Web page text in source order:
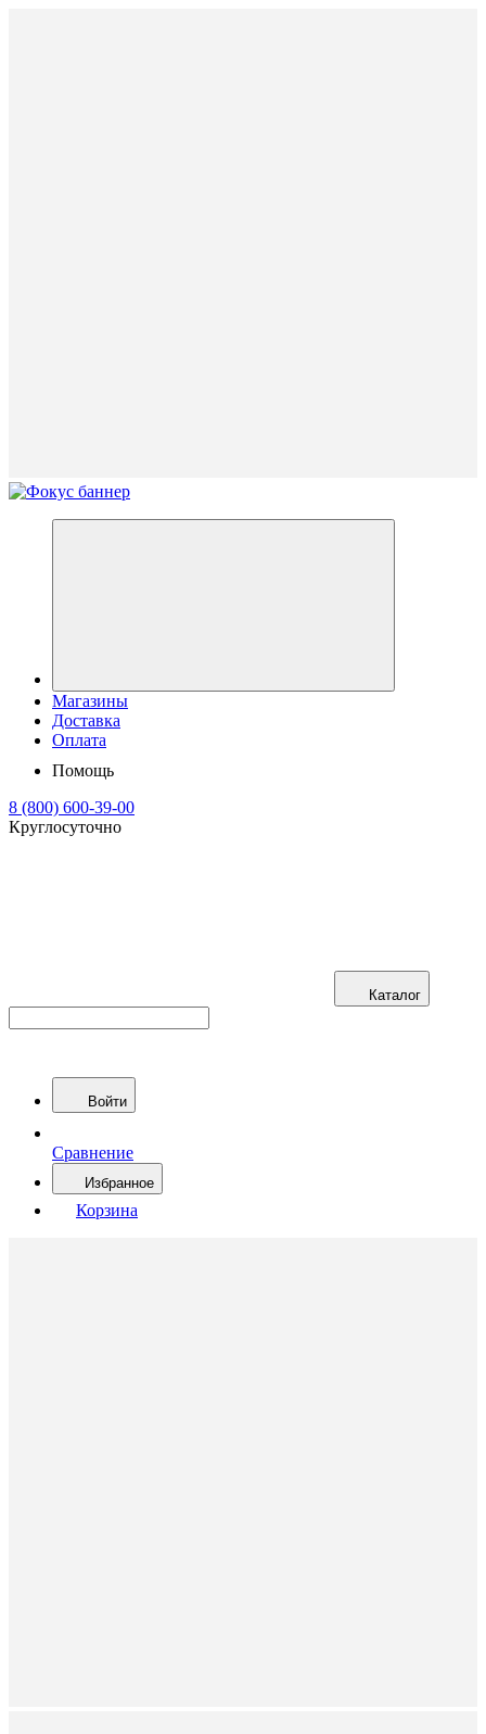
Магазины
Доставка
Оплата
Помощь
8 (800) 600-39-00
Круглосуточно
Каталог
Войти
Сравнение
Избранное
Корзина